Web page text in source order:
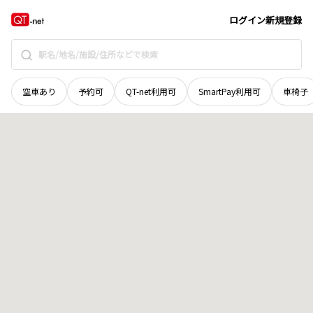
ログイン新規登録
空車あり 予約可 QT-net利用可 SmartPay利用可 車椅子
高知県